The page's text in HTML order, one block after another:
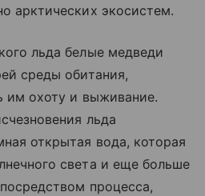
арктических экосистем.
льда белые медведи
среды обитания,
им охоту и выживание.
льда
открытая вода, которая
света и еще больше
процесса,